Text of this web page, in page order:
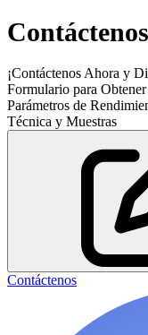
Contáctenos
¡Contáctenos Ahora y
Formulario para
Parámetros de
Técnica y Muestras
Contáctenos